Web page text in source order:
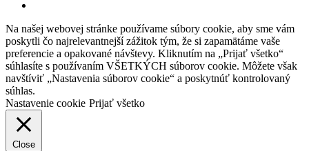
Na našej webovej stránke používame súbory cookie, aby sme vám
poskytli čo najrelevantnejší zážitok tým, že si zapamätáme vaše
preferencie a opakované návštevy. Kliknutím na „Prijať všetko“
súhlasíte s používaním VŠETKÝCH súborov cookie. Môžete však
navštíviť „Nastavenia súborov cookie“ a poskytnúť kontrolovaný
súhlas.
Nastavenie cookie Prijať všetko
Close